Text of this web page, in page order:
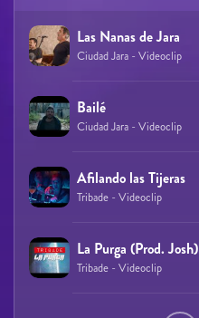
Las Nanas de Jara
Ciudad Jara - Videoclip
Bailé
Ciudad Jara - Videoclip
Afilando las Tijeras
Tribade - Videoclip
La Purga (Prod. Josh)
Tribade - Videoclip